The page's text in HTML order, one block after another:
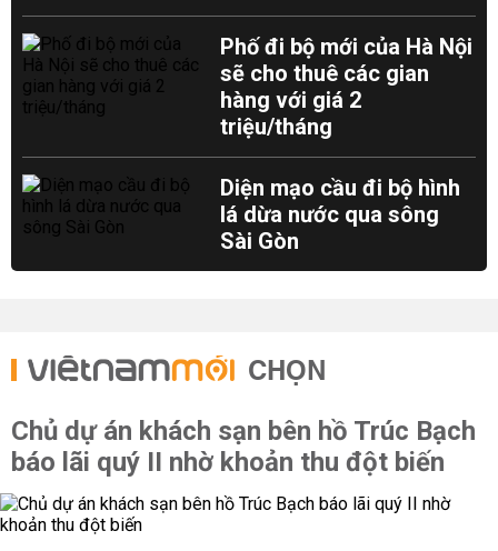
Phố đi bộ mới của Hà Nội
sẽ cho thuê các gian
hàng với giá 2
triệu/tháng
Diện mạo cầu đi bộ hình
lá dừa nước qua sông
Sài Gòn
CHỌN
Chủ dự án khách sạn bên hồ Trúc Bạch
báo lãi quý II nhờ khoản thu đột biến